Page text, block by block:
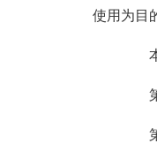
使用为目
本
第
第